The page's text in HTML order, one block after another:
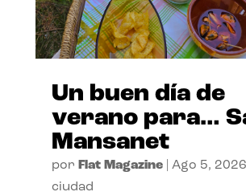
Un buen día de
verano para…
Mansanet
por Flat Magazine| Ago 5, 2026
ciudad